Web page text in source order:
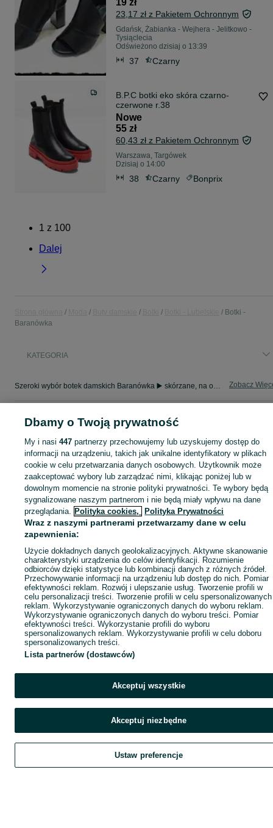
19 zł
23,17 zł z Pakietem Ochronnym
Gdańsk, Żabianka - Wejhera - Jelitkowo -
Tysiąclecia
Odświeżono dzisiaj o 13:39
37 Czarny
B.P.C botki eko skóra czarno-
czerwone r.38
Nowe
55 zł
60,43 zł z Pakietem Ochronnym
Warszawa, Targówek
Dzisiaj o 14:00
38 Czarny Bonprix
1 z 100
Dalej
Botki -
Baranówka
KATEGORIA
Szeroki wybór botek damskich Baranówka ▶️ skórzane, na obcasie, zamszowe i jesienne ✅ Nowe i używane w atrakcyjnych cenach ✌ Znajdź oferty na OLX.pl! Zobacz
Mapa kategorii
Mapa ministron
Popularne wyszukiwania
Szukaj Obserwujesz Dodaj Czat
Dbamy o Twoją prywatność
My i nasi447 partnerzy przechowujemy lub uzyskujemy dostęp do
informacji na urządzeniu, takich jak unikalne identyfikatory w plikach
cookie w celu przetwarzania danych osobowych. Użytkownik może
zaakceptować wybory lub zarządzać nimi, klikając poniżej lub w
dowolnym momencie na stronie polityki prywatności. Te wybory będą
sygnalizowane naszym partnerom i nie będą miały wpływu na dane
przeglądania. Polityka cookies, Polityka Prywatności
Wraz z naszymi partnerami przetwarzamy dane w celu
zapewnienia:
Użycie dokładnych danych geolokalizacyjnych. Aktywne skanowanie
charakterystyki urządzenia do celów identyfikacji. Rozumienie
odbiorców dzięki statystyce lub kombinacji danych z różnych źródeł.
Przechowywanie informacji na urządzeniu lub dostęp do nich. Pomiar
efektywności reklam. Rozwój i ulepszanie usług. Tworzenie profili w
celu personalizacji treści. Tworzenie profili w celu spersonalizowanych
reklam. Wykorzystywanie ograniczonych danych do wyboru reklam.
Wykorzystywanie ograniczonych danych do wyboru treści. Pomiar
efektywności treści. Wykorzystanie profili do wyboru
spersonalizowanych reklam. Wykorzystywanie profili w celu doboru
spersonalizowanych treści.
Lista partnerów (dostawców)
Akceptuj wszystkie
Akceptuj niezbędne
Ustaw preferencje